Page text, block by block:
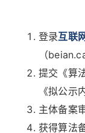
登录互联
（
提交《算
《拟公示
主体备案
获得算法